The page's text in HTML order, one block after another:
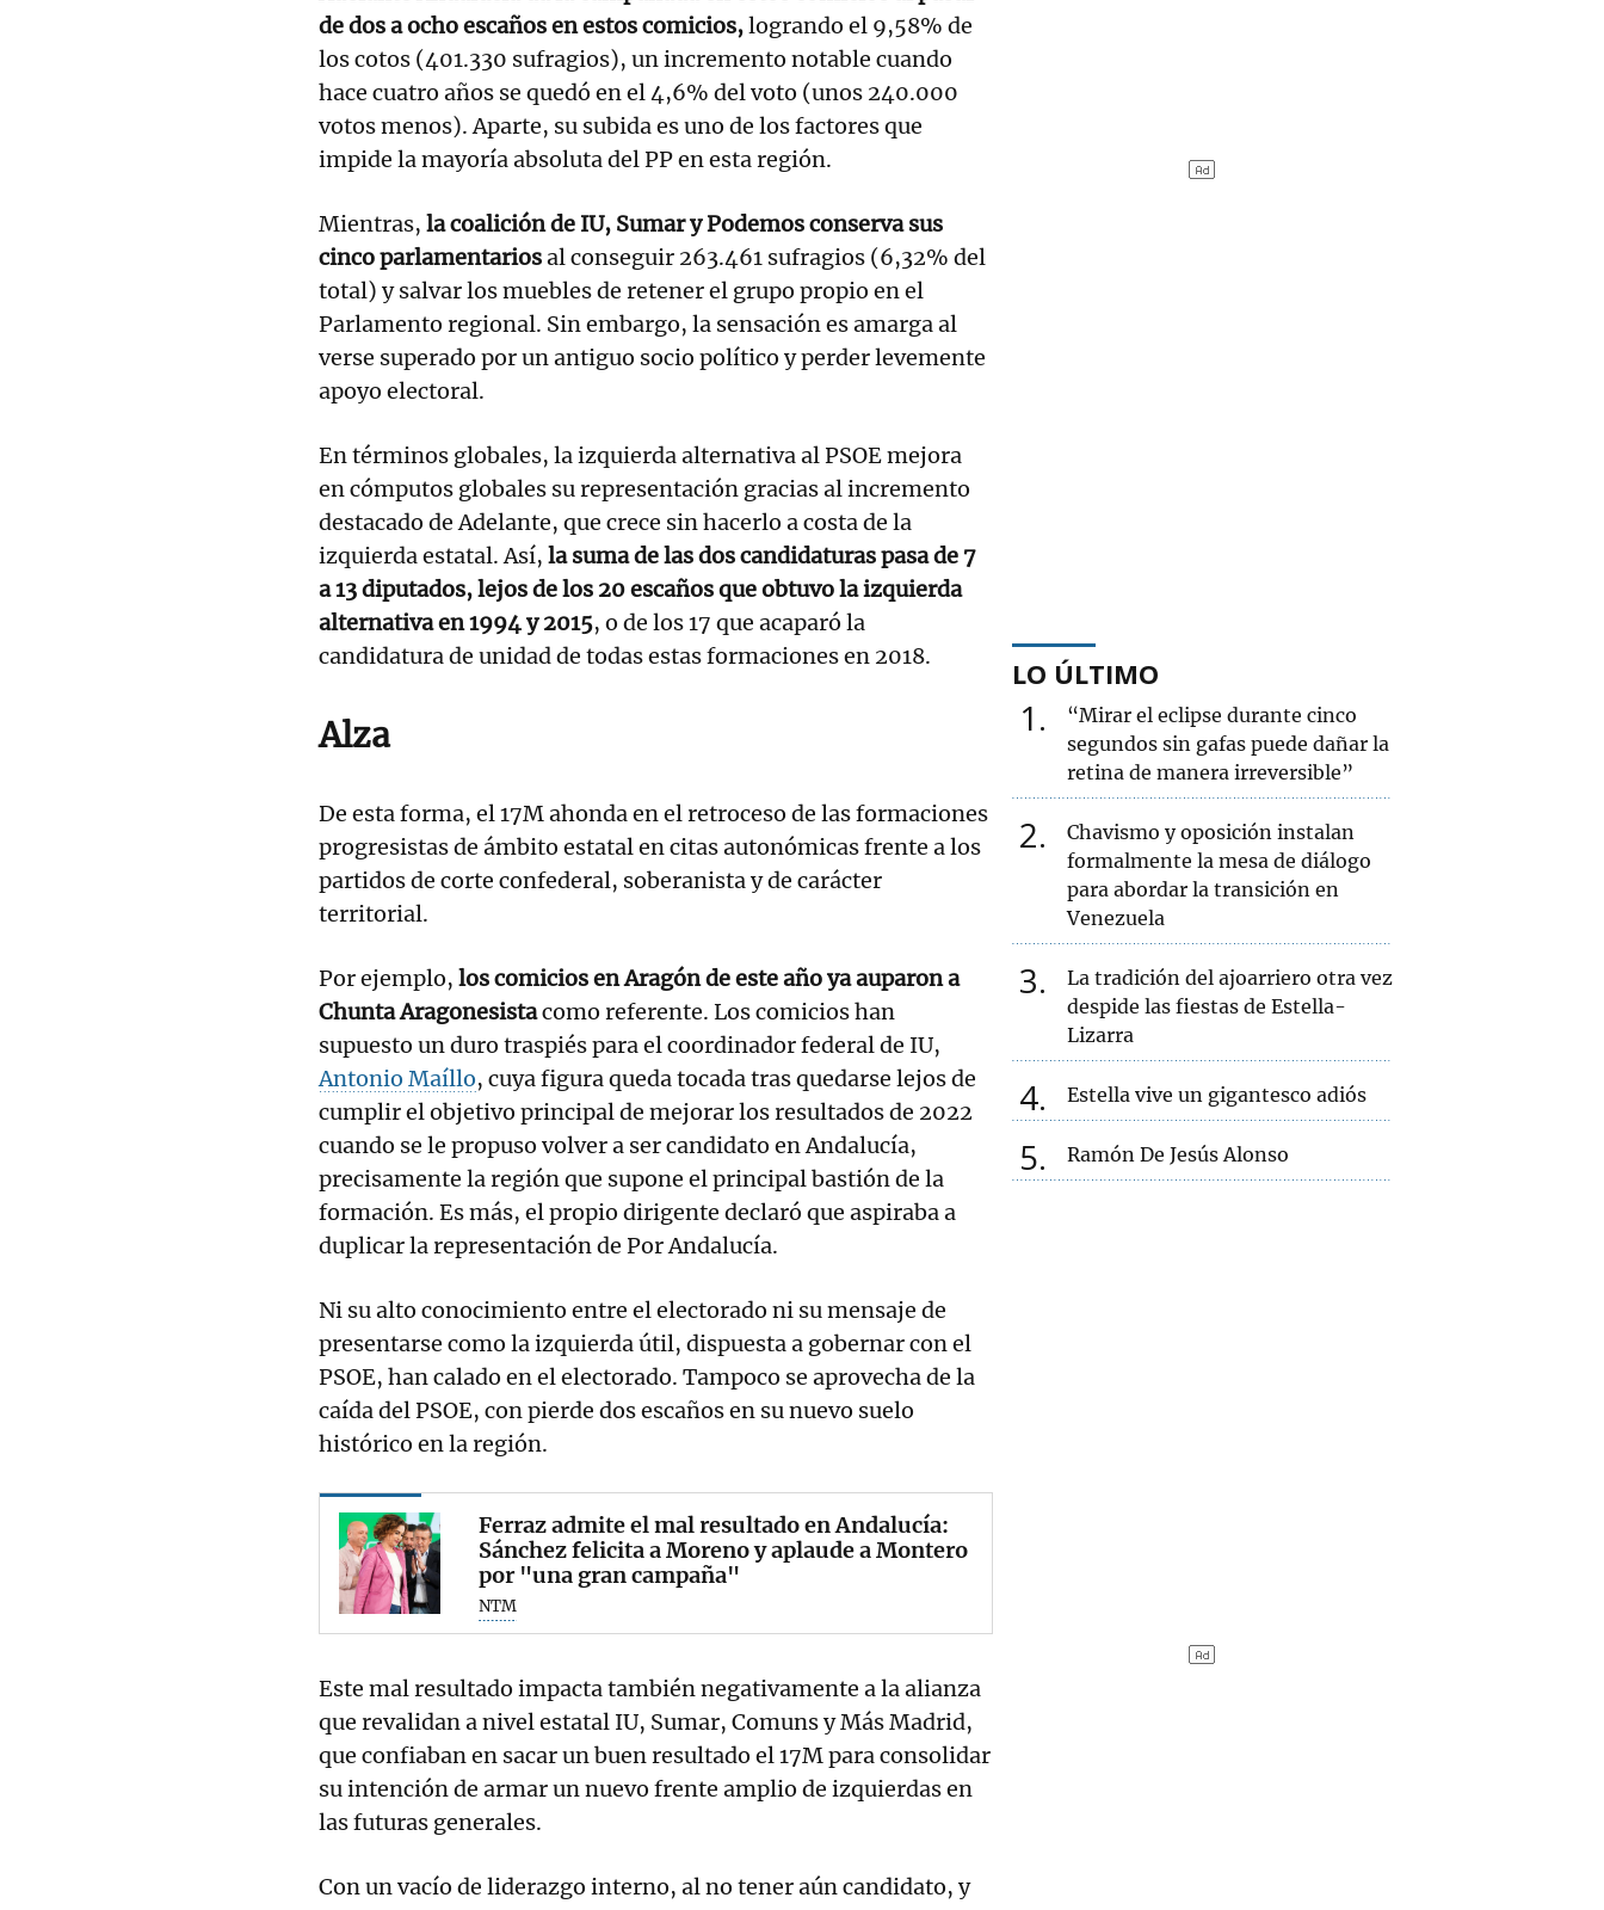
de dos a ocho escaños en estos comicios,logrando el 9,58% de
los cotos (401.330 sufragios), un incremento notable cuando
hace cuatro años se quedó en el 4,6% del voto (unos 240.000
votos menos). Aparte, su subida es uno de los factores que
impide la mayoría absoluta del PP en esta región.
Mientras, la coalición de IU, Sumar y Podemos conserva sus
cinco parlamentariosal conseguir 263.461 sufragios (6,32% del
total) y salvar los muebles de retener el grupo propio en el
Parlamento regional. Sin embargo, la sensación es amarga al
verse superado por un antiguo socio político y perder levemente
apoyo electoral.
En términos globales, la izquierda alternativa al PSOE mejora
en cómputos globales su representación gracias al incremento
destacado de Adelante, que crece sin hacerlo a costa de la
izquierda estatal. Así, la suma de las dos candidaturas pasa de 7
a 13 diputados, lejos de los 20 escaños que obtuvo la izquierda
alternativa en 1994 y 2015, o de los 17 que acaparó la
candidatura de unidad de todas estas formaciones en 2018.
Alza
De esta forma, el 17M ahonda en el retroceso de las formaciones
progresistas de ámbito estatal en citas autonómicas frente a los
partidos de corte confederal, soberanista y de carácter
territorial.
Por ejemplo, los comicios en Aragón de este año ya auparon a
Chunta Aragonesistacomo referente. Los comicios han
supuesto un duro traspiés para el coordinador federal de IU,
Antonio Maíllo, cuya figura queda tocada tras quedarse lejos de
cumplir el objetivo principal de mejorar los resultados de 2022
cuando se le propuso volver a ser candidato en Andalucía,
precisamente la región que supone el principal bastión de la
formación. Es más, el propio dirigente declaró que aspiraba a
duplicar la representación de Por Andalucía.
Ni su alto conocimiento entre el electorado ni su mensaje de
presentarse como la izquierda útil, dispuesta a gobernar con el
PSOE, han calado en el electorado. Tampoco se aprovecha de la
caída del PSOE, con pierde dos escaños en su nuevo suelo
histórico en la región.
Ferraz admite el mal resultado en Andalucía:
Sánchez felicita a Moreno y aplaude a Montero
por "una gran campaña"
NTM
Este mal resultado impacta también negativamente a la alianza
que revalidan a nivel estatal IU, Sumar, Comuns y Más Madrid,
que confiaban en sacar un buen resultado el 17M para consolidar
su intención de armar un nuevo frente amplio de izquierdas en
las futuras generales.
Con un vacío de liderazgo interno, al no tener aún candidato, y
LO ÚLTIMO
1
“Mirar el eclipse durante cinco
segundos sin gafas puede dañar la
retina de manera irreversible”
2
Chavismo y oposición instalan
formalmente la mesa de diálogo
para abordar la transición en
Venezuela
3
La tradición del ajoarriero otra vez
despide las fiestas de Estella-
Lizarra
4 Estella vive un gigantesco adiós
5 Ramón De Jesús Alonso